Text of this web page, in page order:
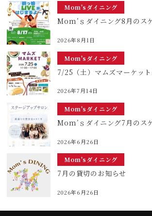
Mom'sダイニング
Mom’ｓダイニング8月のス
2026年8月1日
Mom'sダイニング
7/25（土）マムズマーケット
2026年7月14日
Mom'sダイニング
Mom’ｓダイニング7月のス
2026年6月26日
Mom'sダイニング
7月の貸切のお知らせ
2026年6月26日